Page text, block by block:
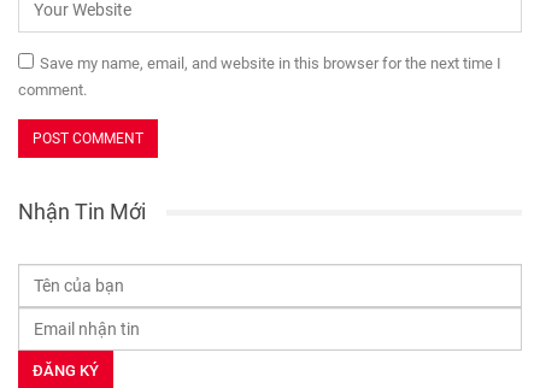
Save my name, email, and website in this browser for the next time I
comment.
Nhận Tin Mới